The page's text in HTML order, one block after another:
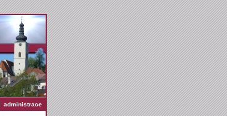
administrace